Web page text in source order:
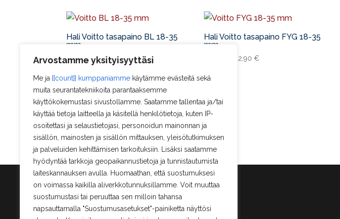
Arvostamme yksityisyyttäsi
Me ja {{count}} kumppaniamme käytämme evästeitä sekä
muita seurantatekniikoita parantaaksemme
käyttökokemustasi sivustollamme. Saatamme tallentaa ja/tai
käyttää tietoja laitteella ja käsitellä henkilötietoja, kuten IP-
osoitettasi ja selaustietojasi, personoidun mainonnan ja
sisällön, mainosten ja sisällön mittauksen, yleisötutkimuksen
ja palveluiden kehittämisen tarkoituksiin. Lisäksi saatamme
hyödyntää tarkkoja geopaikannustietoja ja tunnistautumista
laiteskannauksen avulla. Huomaathan, että suostumuksesi
on voimassa kaikilla aliverkkotunnuksillamme. Voit muuttaa
suostumustasi tai peruuttaa sen milloin tahansa
napsauttamalla "Suostumusasetukset"-painiketta näyttösi
Hali Voitto tasapaino BL 18-35
mm
11,90€ –12,90€
Hali Voitto tasapaino FYG 18-35
mm
12,90€
Hali Voitto XBL 18-35 mm
11,90€–12,90€